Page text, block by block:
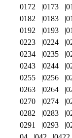
0172
0173
0182
0183
0192
0193
0223
0224
0234
0235
0243
0244
0255
0256
0263
0264
0270
0274
0282
0283
0291
0293